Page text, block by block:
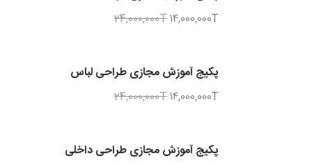
24,000,000T14,000,000T
پکیج آموزش مجازی طراحی لباس
24,000,000T14,000,000T
پکیج آموزش مجازی طراحی داخلی